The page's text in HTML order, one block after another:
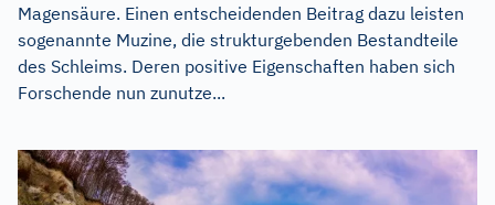
Magensäure. Einen entscheidenden Beitrag dazu leisten
sogenannte Muzine, die strukturgebenden Bestandteile
des Schleims. Deren positive Eigenschaften haben sich
Forschende nun zunutze...